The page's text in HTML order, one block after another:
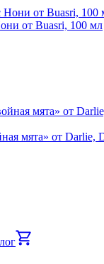
от Buasri, 100 мл
мята» от Darlie,